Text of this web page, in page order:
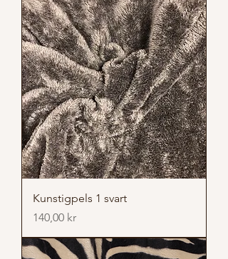
Kunstigpels 1 svart
Pris
140,00 kr